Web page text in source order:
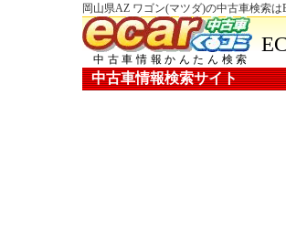
岡山県AZ ワゴン(マツダ)の中古車検索
中古車情報かんたん検索
中古車情報検索サイト